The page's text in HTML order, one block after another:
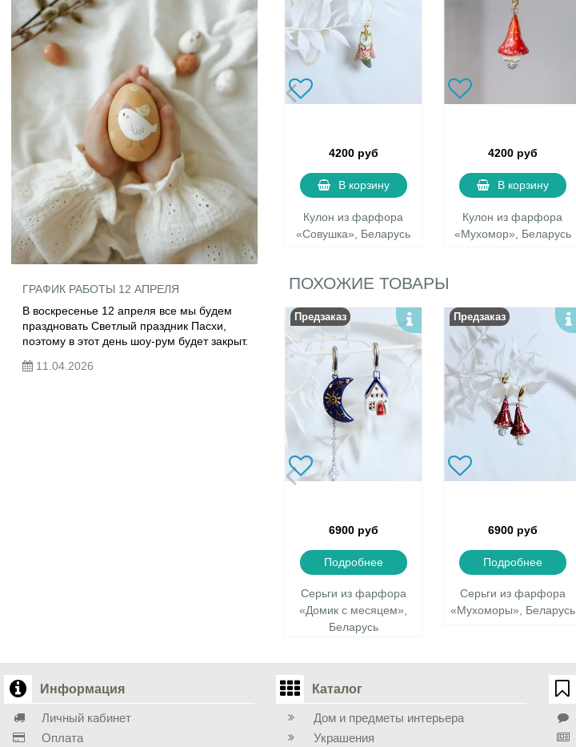
ГРАФИК РАБОТЫ 12 АПРЕЛЯ
В воскресенье 12 апреля все мы будем
праздновать Светлый праздник Пасхи,
поэтому в этот день шоу-рум будет закрыт.
11.04.2026
4200 руб
В корзину
Кулон из фарфора
«Совушка», Беларусь
4200 руб
В корзину
Кулон из фарфора
«Мухомор», Беларусь
ПОХОЖИЕ ТОВАРЫ
Предзаказ
6900 руб
Подробнее
Серьги из фарфора
«Домик с месяцем»,
Беларусь
Предзаказ
6900 руб
Подробнее
Серьги из фарфора
«Мухоморы», Беларусь
Информация
Личный кабинет
Оплата
Каталог
Дом и предметы интерьера
Украшения